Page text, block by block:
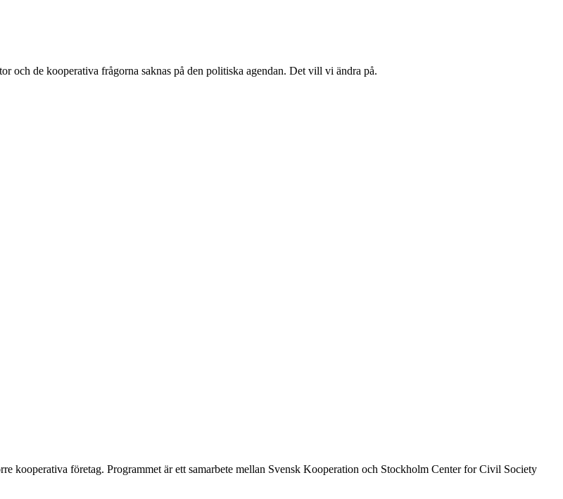
och de kooperativa frågorna saknas på den politiska agendan. Det vill vi ändra på.
kooperativa företag. Programmet är ett samarbete mellan Svensk Kooperation och Stockholm Center for Civil Society